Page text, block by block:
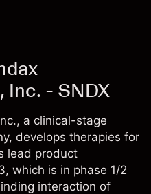
Inc. - SNDX
a clinical-stage
develops therapies for
lead product
which is in phase 1/2
interaction of